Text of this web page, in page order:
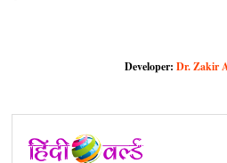
Developer: Dr. Zakir